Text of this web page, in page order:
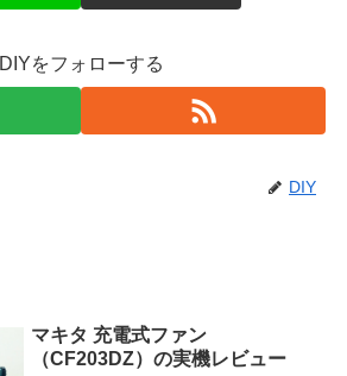
DIYをフォローする
DIY
マキタ 充電式ファン
（CF203DZ）の実機レビュー